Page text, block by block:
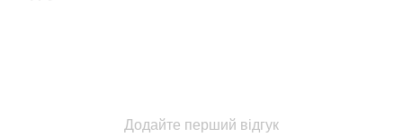
Додайте перший відгук